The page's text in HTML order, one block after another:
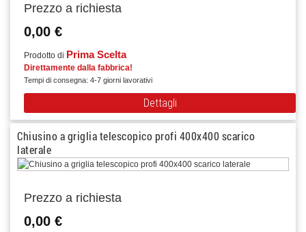
Prezzo a richiesta
0,00 €
Prodotto di Prima Scelta
Direttamente dalla fabbrica!
Tempi di consegna: 4-7 giorni lavorativi
Dettagli
Chiusino a griglia telescopico profi 400x400 scarico
laterale
Prezzo a richiesta
0,00 €